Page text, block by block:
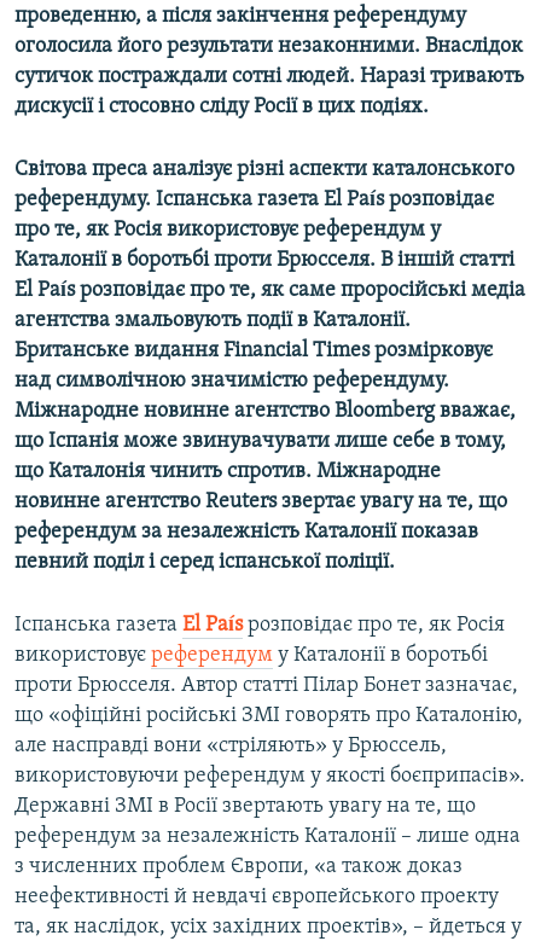
проведенню, а після закінчення референдуму
оголосила його результати незаконними. Внаслідок
сутичок постраждали сотні людей. Наразі тривають
дискусії і стосовно сліду Росії в цих подіях.
Світова преса аналізує різні аспекти каталонського
референдуму. Іспанська газета El Paísрозповідає
про те, як Росія використовує референдум у
Каталонії в боротьбі проти Брюсселя. В іншій статті
El Paísрозповідає про те, як саме проросійські медіа
агентства змальовують події в Каталонії.
Британське видання Financial Timesрозмірковує
над символічною значимістю референдуму.
Міжнародне новинне агентство Bloombergвважає,
що Іспанія може звинувачувати лише себе в тому,
що Каталонія чинить спротив. Міжнародне
новинне агентство Reutersзвертає увагу на те, що
референдум за незалежність Каталонії показав
певний поділ і серед іспанської поліції.
Іспанська газета El Paísрозповідає про те, як Росія
використовує референдум у Каталонії в боротьбі
проти Брюсселя. Автор статті Пілар Бонет зазначає,
що «офіційні російські ЗМІ говорять про Каталонію,
але насправді вони «стріляють» у Брюссель,
використовуючи референдум у якості боєприпасів».
Державні ЗМІ в Росії звертають увагу на те, що
референдум за незалежність Каталонії – лише одна
з численних проблем Європи, «а також доказ
неефективності й невдачі європейського проекту
та, як наслідок, усіх західних проектів», – йдеться у